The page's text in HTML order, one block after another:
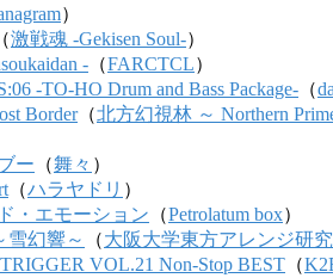
）
（激戦魂 -Gekisen Soul-）
- （FARCTCL）
-TO-HO Drum and Bass Package- （
Border（北方幻視林 ～ Northern
ー （舞々 ）
（ハラヤドリ ）
・エモーション （Petrolatum box）
雪幻響～
（大阪大学東方アレンジ研
VOL.21 Non-Stop BEST （